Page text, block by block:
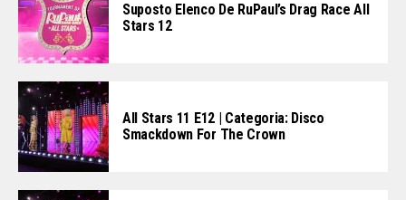
Suposto Elenco De RuPaul’s Drag Race All
Stars 12
All Stars 11 E12 | Categoria: Disco
Smackdown For The Crown